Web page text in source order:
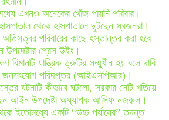
মধ্যে এখনও অনেকের খোঁজ পায়নি পরিবার।
থেকে হাসপাতালে ছুটছেন স্বজনরা।
পরিবারের কাছে হস্তান্তর করা হবে
উপদেষ্টার প্রেস উইং।
বিমানটি যান্ত্রিক ত্রুটির সম্মুখীন হয় বলে দাবি
জনসংযোগ পরিদপ্তর (আইএসপিআর)।
ঘটনাটি কীভাবে ঘটলো, সরকার সেটি খতিয়ে
আইন উপদেষ্টা অধ্যাপক আসিফ নজরুল।
থেকে ইতোমধ্যে একটি “উচ্চ পর্যায়ের” তদন্ত